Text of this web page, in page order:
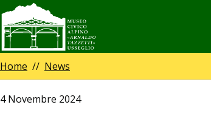
Salta
al
contenuto
principale
Breadcrumb
Home News
4 Novembre 2024